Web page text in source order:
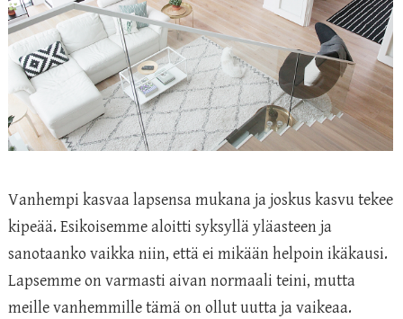
Vanhempi kasvaa lapsensa mukana ja joskus kasvu tekee
kipeää. Esikoisemme aloitti syksyllä yläasteen ja
sanotaanko vaikka niin, että ei mikään helpoin ikäkausi.
Lapsemme on varmasti aivan normaali teini, mutta
meille vanhemmille tämä on ollut uutta ja vaikeaa.